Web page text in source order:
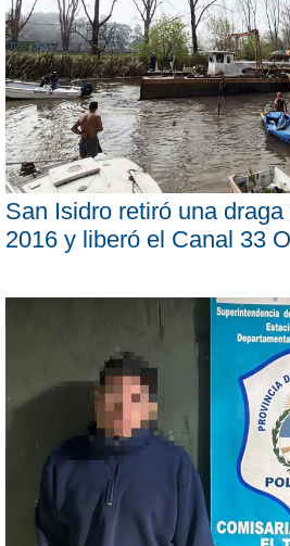
San Isidro retiró una
2016 y liberó el Canal 33